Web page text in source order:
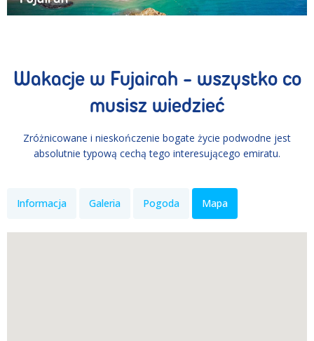
Wakacje w Fujairah - wszystko co
musisz wiedzieć
Zróżnicowane i nieskończenie bogate życie podwodne jest
absolutnie typową cechą tego interesującego emiratu.
Informacja Galeria Pogoda Mapa